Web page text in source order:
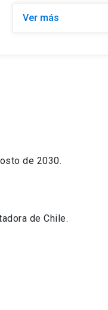
Ver más
de 2030.
de Chile.